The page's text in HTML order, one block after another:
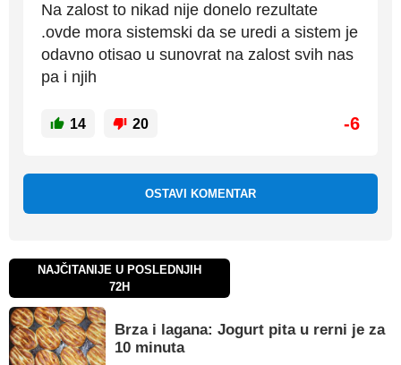
Na zalost to nikad nije donelo rezultate
.ovde mora sistemski da se uredi a sistem je
odavno otisao u sunovrat na zalost svih nas
pa i njih
14 20 -6
OSTAVI KOMENTAR
NAJČITANIJE U POSLEDNJIH
72H
Brza i lagana: Jogurt pita u rerni je za
10 minuta